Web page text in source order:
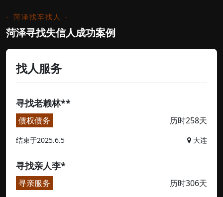
菏泽找车找人
菏泽寻找失信人成功案例
找人服务
寻找老赖林**
债权债务 历时258天
结束于2025.6.5 大连
寻找亲人李*
寻亲服务 历时306天